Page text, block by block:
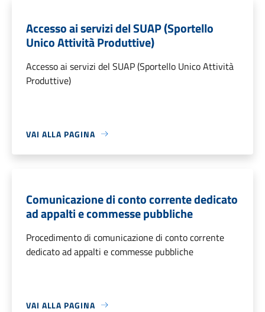
Accesso ai servizi del SUAP (Sportello
Unico Attività Produttive)
Accesso ai servizi del SUAP (Sportello Unico Attività
Produttive)
VAI ALLA PAGINA
Comunicazione di conto corrente dedicato
ad appalti e commesse pubbliche
Procedimento di comunicazione di conto corrente
dedicato ad appalti e commesse pubbliche
VAI ALLA PAGINA